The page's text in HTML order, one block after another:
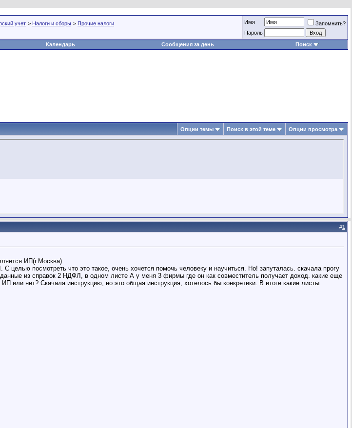
учет > Налоги и сборы > Прочие налоги Имя
Запомнить?
Пароль
Календарь Сообщения за день Поиск
Опции темы Поиск в этой теме Опции просмотра
#1
ИП(г.Москва)
целью посмотреть что это такое, очень хочется помочь человеку и научиться. Но! запуталась. скачала прогу
из справок 2 НДФЛ, в одном листе А у меня 3 фирмы где он как совместитель получает доход. какие еще
или нет? Скачала инструкцию, но это общая инструкция, хотелось бы конкретики. В итоге какие листы